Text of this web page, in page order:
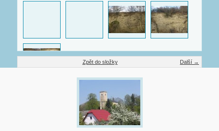
Další →
Zpět do složky